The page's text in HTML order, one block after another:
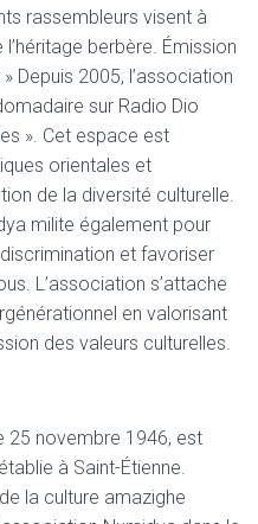
rassembleurs visent à
berbère. Émission
Depuis 2005, l’association
sur Radio Dio
». Cet espace est
orientales et
de la diversité culturelle.
milite également pour
et favoriser
L’association s’attache
en valorisant
des valeurs culturelles.
25 novembre 1946, est
à Saint-Étienne.
la culture amazighe